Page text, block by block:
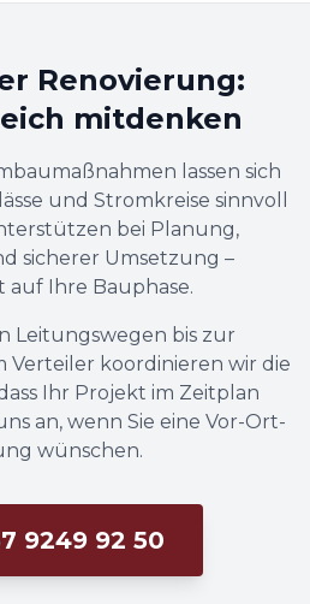
Renovierung:
mitdenken
lassen sich
und Stromkreise sinnvoll
bei Planung,
sicherer Umsetzung –
auf Ihre Bauphase.
Leitungswegen bis zur
Verteiler koordinieren wir die
Ihr Projekt im Zeitplan
an, wenn Sie eine Vor-Ort-
wünschen.
9249 92 50